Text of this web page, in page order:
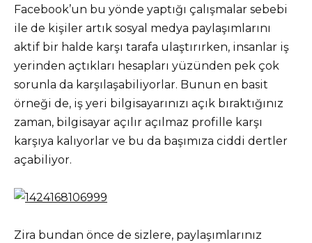
Facebook’un bu yönde yaptığı çalışmalar sebebi
ile de kişiler artık sosyal medya paylaşımlarını
aktif bir halde karşı tarafa ulaştırırken, insanlar iş
yerinden açtıkları hesapları yüzünden pek çok
sorunla da karşılaşabiliyorlar. Bunun en basit
örneği de, iş yeri bilgisayarınızı açık bıraktığınız
zaman, bilgisayar açılır açılmaz profille karşı
karşıya kalıyorlar ve bu da başımıza ciddi dertler
açabiliyor.
Zira bundan önce de sizlere, paylaşımlarınız